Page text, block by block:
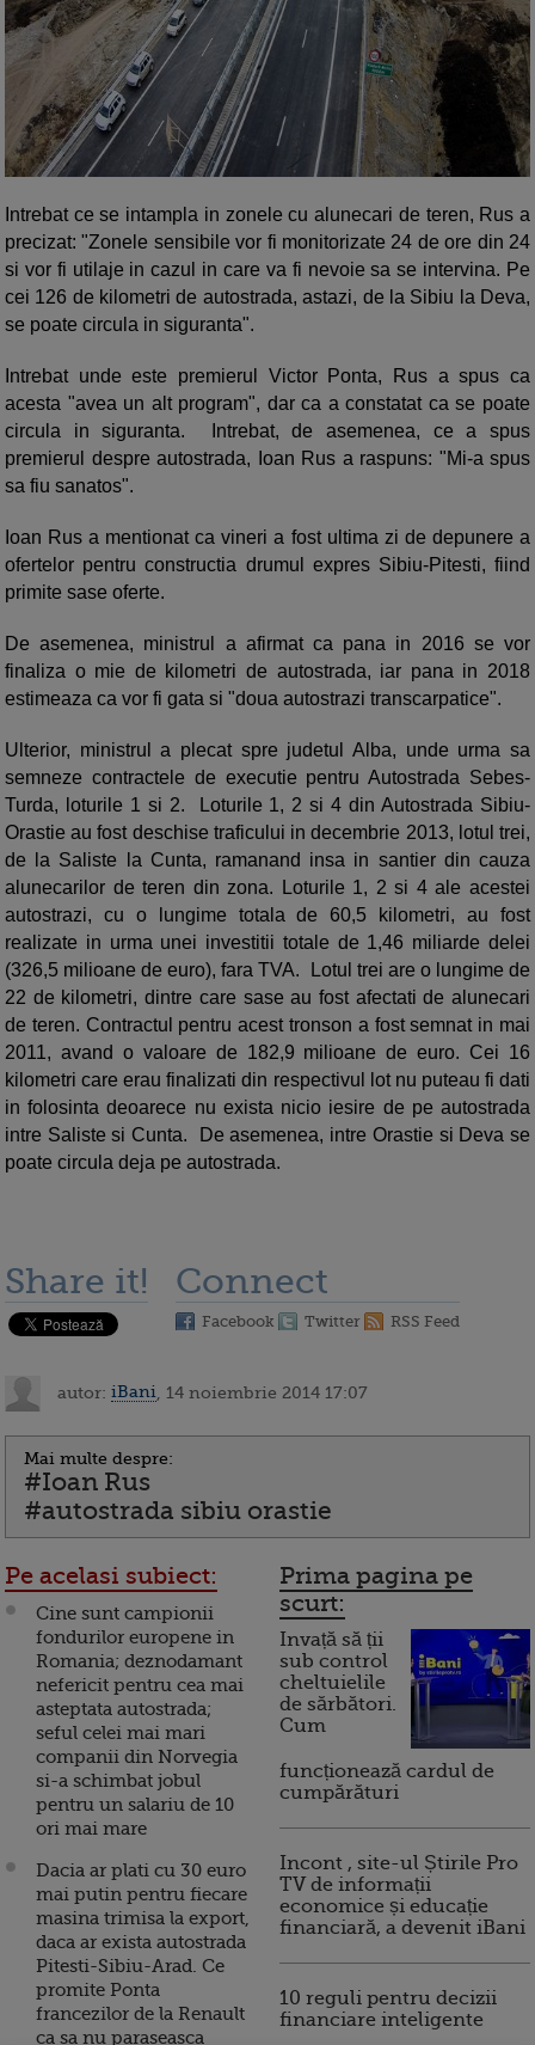
Intrebat ce se intampla in zonele cu alunecari de teren, Rus a
precizat: "Zonele sensibile vor fi monitorizate 24 de ore din 24
si vor fi utilaje in cazul in care va fi nevoie sa se intervina. Pe
cei 126 de kilometri de autostrada, astazi, de la Sibiu la Deva,
se poate circula in siguranta".
Intrebat unde este premierul Victor Ponta, Rus a spus ca
acesta "avea un alt program", dar ca a constatat ca se poate
circula in siguranta. Intrebat, de asemenea, ce a spus
premierul despre autostrada, Ioan Rus a raspuns: "Mi-a spus
sa fiu sanatos".
Ioan Rus a mentionat ca vineri a fost ultima zi de depunere a
ofertelor pentru constructia drumul expres Sibiu-Pitesti, fiind
primite sase oferte.
De asemenea, ministrul a afirmat ca pana in 2016 se vor
finaliza o mie de kilometri de autostrada, iar pana in 2018
estimeaza ca vor fi gata si "doua autostrazi transcarpatice".
Ulterior, ministrul a plecat spre judetul Alba, unde urma sa
semneze contractele de executie pentru Autostrada Sebes-
Turda, loturile 1 si 2. Loturile 1, 2 si 4 din Autostrada Sibiu-
Orastie au fost deschise traficului in decembrie 2013, lotul trei,
de la Saliste la Cunta, ramanand insa in santier din cauza
alunecarilor de teren din zona. Loturile 1, 2 si 4 ale acestei
autostrazi, cu o lungime totala de 60,5 kilometri, au fost
realizate in urma unei investitii totale de 1,46 miliarde delei
(326,5 milioane de euro), fara TVA. Lotul trei are o lungime de
22 de kilometri, dintre care sase au fost afectati de alunecari
de teren. Contractul pentru acest tronson a fost semnat in mai
2011, avand o valoare de 182,9 milioane de euro. Cei 16
kilometri care erau finalizati din respectivul lot nu puteau fi dati
in folosinta deoarece nu exista nicio iesire de pe autostrada
intre Saliste si Cunta. De asemenea, intre Orastie si Deva se
poate circula deja pe autostrada.
Share it! Connect
Facebook Twitter RSS Feed
autor: iBani , 14 noiembrie 2014 17:07
Mai multe despre:
#Ioan Rus
#autostrada sibiu orastie
Pe acelasi subiect:
Cine sunt campionii
fondurilor europene in
Romania; deznodamant
nefericit pentru cea mai
asteptata autostrada;
seful celei mai mari
companii din Norvegia
si-a schimbat jobul
pentru un salariu de 10
ori mai mare
Dacia ar plati cu 30 euro
mai putin pentru fiecare
masina trimisa la export,
daca ar exista autostrada
Pitesti-Sibiu-Arad. Ce
promite Ponta
francezilor de la Renault
ca sa nu paraseasca
Prima pagina pe
scurt:
Invață să ții
sub control
cheltuielile
de sărbători.
Cum
funcționează cardul de
cumpărături
Incont , site-ul Știrile Pro
TV de informații
economice și educație
financiară, a devenit iBani
10 reguli pentru decizii
financiare inteligente